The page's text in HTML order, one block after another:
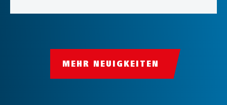
MEHR NEUIGKEITEN